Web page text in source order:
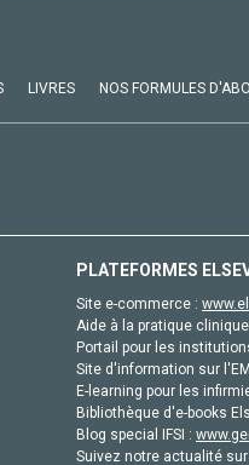
LIVRES NOS FORMULES
PLATEFORMES
Site e-commerce :
Aide à la pratique
Portail pour les
Site d'information sur
E-learning pour les
Bibliothèque d'e-books
Blog special IFSI :
Suivez notre actualité